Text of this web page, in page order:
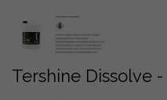
Tershine Dissolve